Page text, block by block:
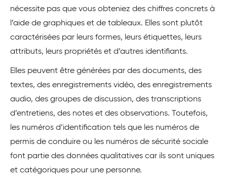
nécessite pas que vous obteniez des chiffres concrets à
l’aide de graphiques et de tableaux. Elles sont plutôt
caractérisées par leurs formes, leurs étiquettes, leurs
attributs, leurs propriétés et d’autres identifiants.
Elles peuvent être générées par des documents, des
textes, des enregistrements vidéo, des enregistrements
audio, des groupes de discussion, des transcriptions
d’entretiens, des notes et des observations. Toutefois,
les numéros d’identification tels que les numéros de
permis de conduire ou les numéros de sécurité sociale
font partie des données qualitatives car ils sont uniques
et catégoriques pour une personne.